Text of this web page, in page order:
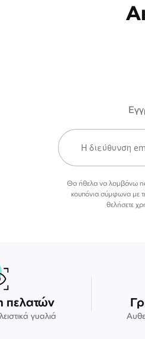
Θα ήθελα να λαμβάνω
κουπόνια σύμφωνα με
θελήσετε
πελατών
γυαλιά